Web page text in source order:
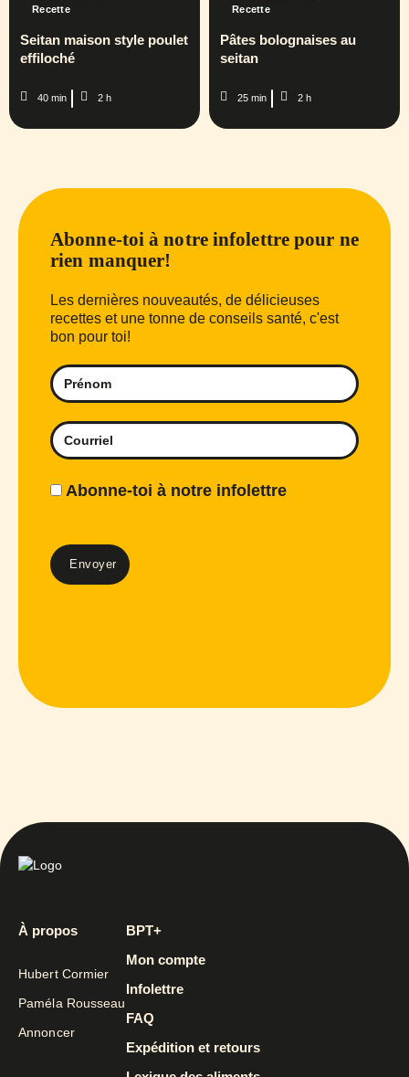
Recette
Seitan maison style poulet
effiloché
40 min 2 h
Recette
Pâtes bolognaises au
seitan
25 min 2 h
Abonne-toi à notre infolettre pour ne
rien manquer!
Les dernières nouveautés, de délicieuses
recettes et une tonne de conseils santé, c'est
bon pour toi!
Abonne-toi à notre infolettre
À propos
Hubert Cormier
Paméla Rousseau
Annoncer
BPT+
Mon compte
Infolettre
FAQ
Expédition et retours